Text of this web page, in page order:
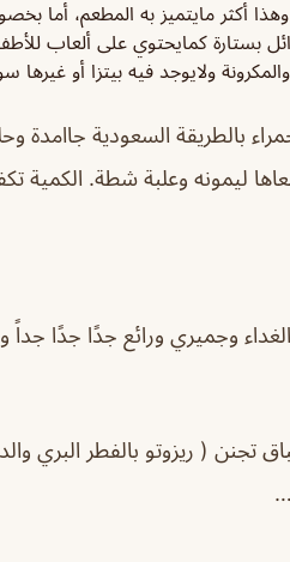
أكثر مايتميز به المطعم، أما
بستارة كمايحتوي على ألعاب
ولايوجد فيه بيتزا أو غيرها
ليمونه وعلبة شطة.
وجميري ورائع جدًا جدًا جداً
( ريزوتو بالفطر البري
…